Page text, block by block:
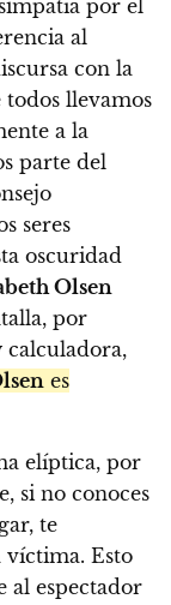
por el
al
con la
llevamos
a la
parte del
seres
oscuridad
Olsen
por
es
elíptica, por
si no conoces
te
víctima. Esto
al espectador